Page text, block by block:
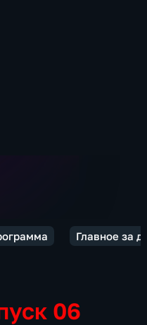
Главное за
06